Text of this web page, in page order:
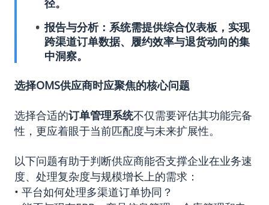
径。
报告与分析：系统需提供综合仪表板，实现
跨渠道订单数据、履约效率与退货动向的集
中洞察。
选择OMS供应商时应聚焦的核心问题
选择合适的订单管理系统不仅需要评估其功能完备
性，更应着眼于当前匹配度与未来扩展性。
以下问题有助于判断供应商能否支撑企业在业务速
度、处理复杂度与规模增长上的需求：
• 平台如何处理多渠道订单协同？